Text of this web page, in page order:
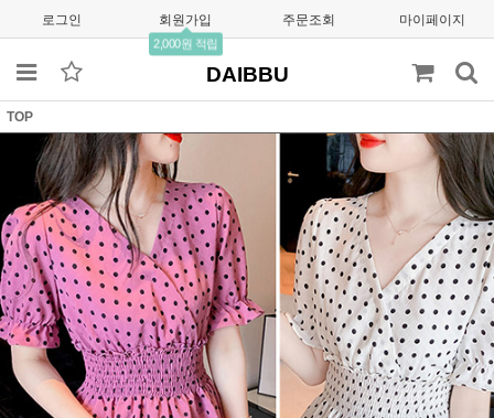
로그인 회원가입
2,000원 적립
주문조회 마이페이지
DAIBBU
TOP